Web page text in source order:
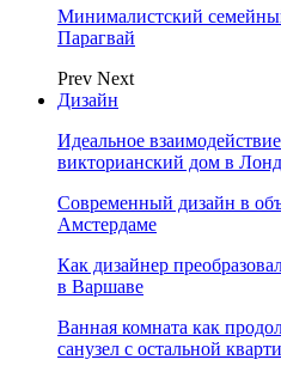
Минималистский
Парагвай
Prev Next
Дизайн
Идеальное
викторианский дом в
Современный дизайн в
Амстердаме
Как дизайнер
в Варшаве
Ванная комната как
санузел с остальной